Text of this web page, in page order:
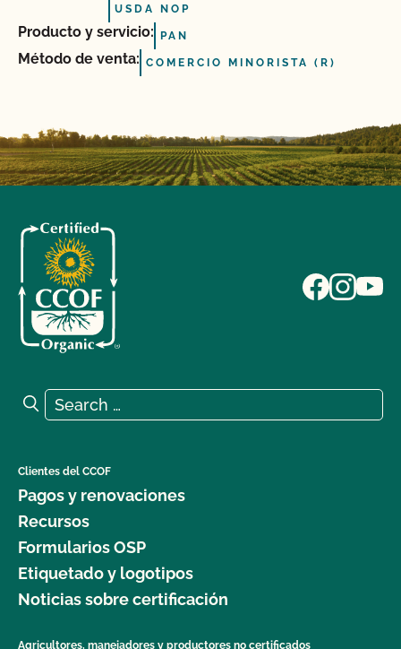
USDA NOP
Producto y servicio: PAN
Método de venta: COMERCIO MINORISTA (R)
Search for:
Search
Clientes del CCOF
Pagos y renovaciones
Recursos
Formularios OSP
Etiquetado y logotipos
Noticias sobre certificación
Agricultores, manejadores y productores no certificados